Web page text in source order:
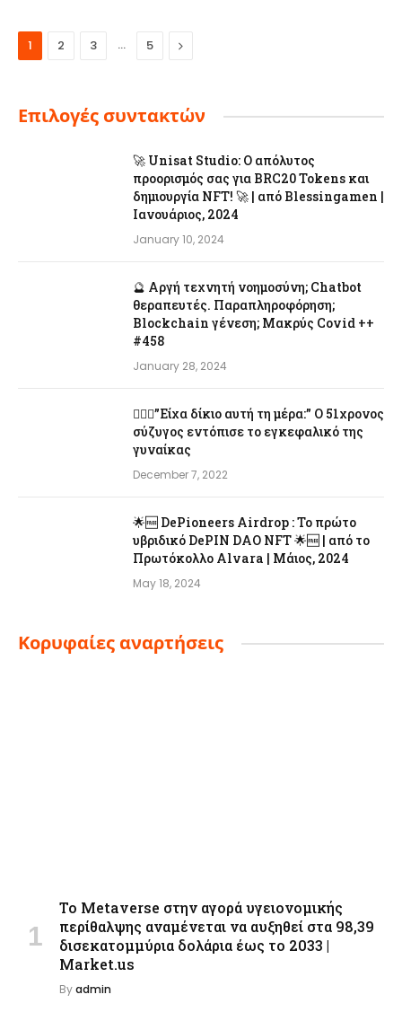
1 2 3 … 5 Next
Επιλογές συντακτών
🚀 Unisat Studio: Ο απόλυτος
προορισμός σας για BRC20 Tokens και
δημιουργία NFT! 🚀 | από Blessingamen |
Ιανουάριος, 2024
January 10, 2024
🔮 Αργή τεχνητή νοημοσύνη; Chatbot
θεραπευτές. Παραπληροφόρηση;
Blockchain γένεση; Μακρύς Covid ++
#458
January 28, 2024
👨‍❤️‍👩”Είχα δίκιο αυτή τη μέρα:” Ο 51χρονος
σύζυγος εντόπισε το εγκεφαλικό της
γυναίκας
December 7, 2022
🌟🆓 DePioneers Airdrop : Το πρώτο
υβριδικό DePIN DAO NFT 🌟🆓 | από το
Πρωτόκολλο Alvara | Μάιος, 2024
May 18, 2024
Κορυφαίες αναρτήσεις
Το Metaverse στην αγορά υγειονομικής
περίθαλψης αναμένεται να αυξηθεί στα 98,39
δισεκατομμύρια δολάρια έως το 2033 |
Market.us
Byadmin